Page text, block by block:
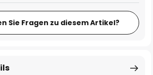
Sie Fragen zu diesem Artikel?